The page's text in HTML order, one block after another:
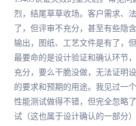
烈，结尾草草收场。客户需求、
了，但评审不充分，甚至有些隐
输出，图纸、工艺文件是有了，
最要命的是设计验证和确认环节
充分，要么干脆没做，无法证明
的要求和预期的用途。我见过一
性能测试做得不错，但完全忽略
试（这也属于设计确认的一部分